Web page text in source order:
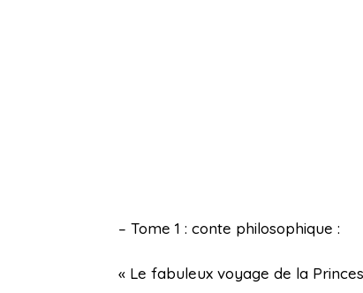
– Tome 1 : conte philosophique :
« Le fabuleux voyage de la